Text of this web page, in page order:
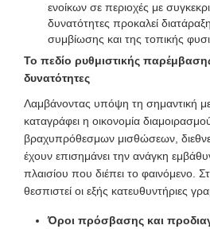
ενοίκων σε περιοχές με
δυνατότητες προκαλεί
συμβίωσης και της τοπικής
Το πεδίο ρυθμιστικής
δυνατότητες
Λαμβάνοντας υπόψη τη σημαντική
καταγράφει η οικονομία
βραχυπρόθεσμων μισθώσεων,
έχουν επισημάνει την ανάγκη
πλαισίου που διέπει το φαινόμενο.
θεσπιστεί οι εξής κατευθυντήριες
Όροι πρόσβασης και